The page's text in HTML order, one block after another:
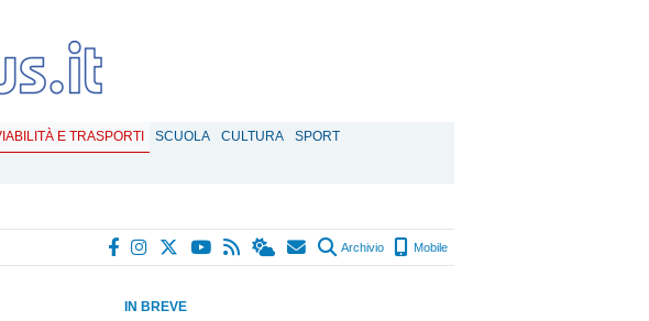
E TRASPORTI SCUOLA CULTURA
SPORT
Archivio Mobile
IN BREVE